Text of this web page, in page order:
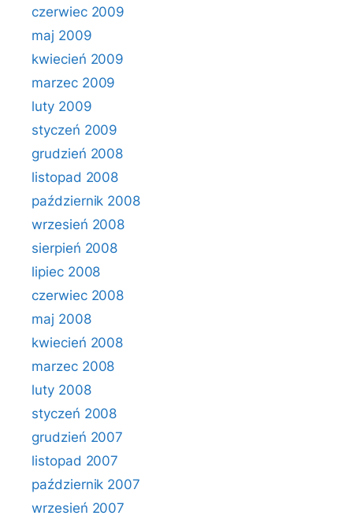
czerwiec 2009
maj 2009
kwiecień 2009
marzec 2009
luty 2009
styczeń 2009
grudzień 2008
listopad 2008
październik 2008
wrzesień 2008
sierpień 2008
lipiec 2008
czerwiec 2008
maj 2008
kwiecień 2008
marzec 2008
luty 2008
styczeń 2008
grudzień 2007
listopad 2007
październik 2007
wrzesień 2007